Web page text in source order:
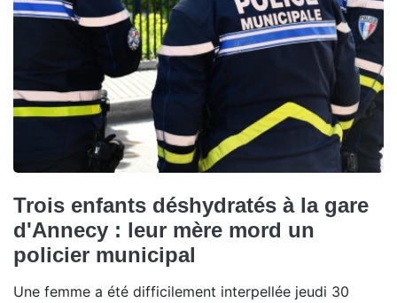
Trois enfants déshydratés à la gare
d'Annecy : leur mère mord un
policier municipal
Une femme a été difficilement interpellée jeudi 30